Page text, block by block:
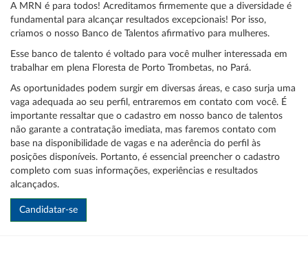
A MRN é para todos! Acreditamos firmemente que a diversidade é
fundamental para alcançar resultados excepcionais! Por isso,
criamos o nosso Banco de Talentos afirmativo para mulheres.
Esse banco de talento é voltado para você mulher interessada em
trabalhar em plena Floresta de Porto Trombetas, no Pará.
As oportunidades podem surgir em diversas áreas, e caso surja uma
vaga adequada ao seu perfil, entraremos em contato com você. É
importante ressaltar que o cadastro em nosso banco de talentos
não garante a contratação imediata, mas faremos contato com
base na disponibilidade de vagas e na aderência do perfil às
posições disponíveis. Portanto, é essencial preencher o cadastro
completo com suas informações, experiências e resultados
alcançados.